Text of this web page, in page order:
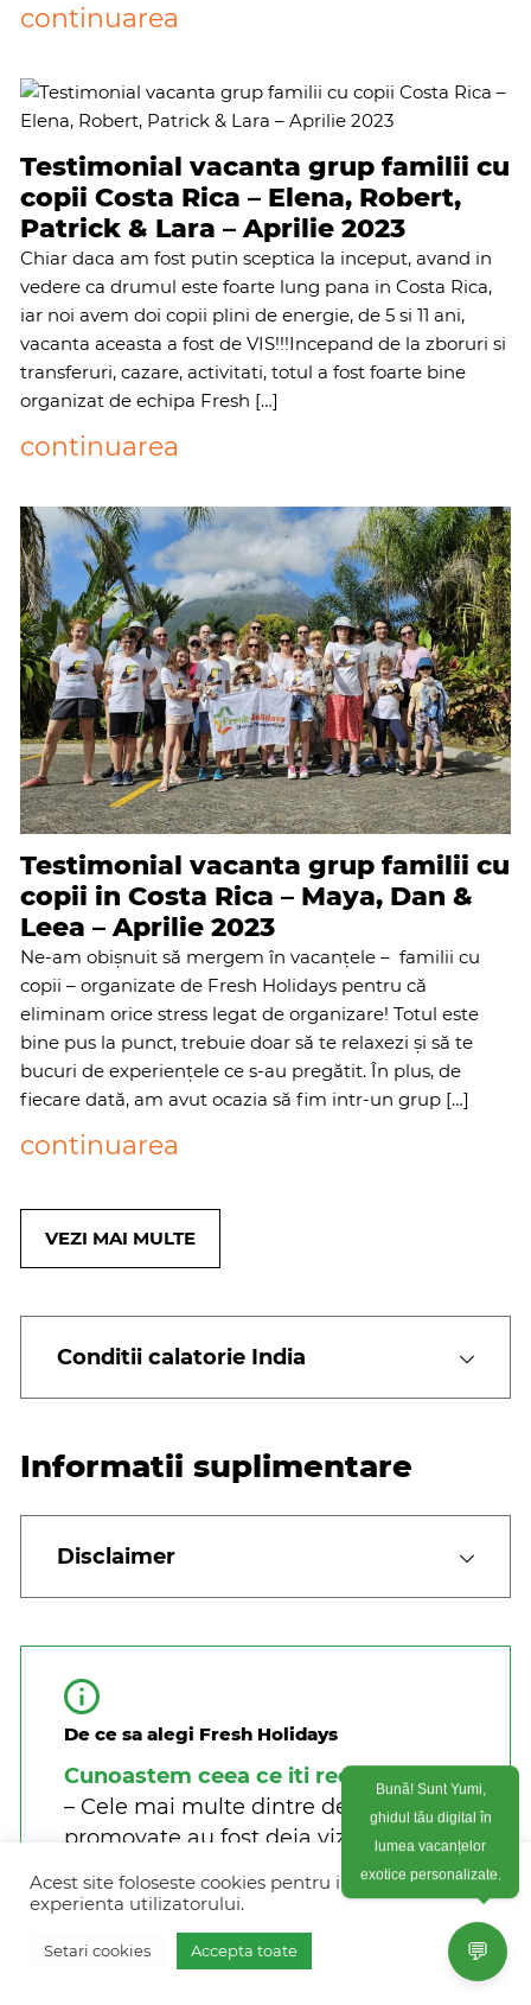
continuarea
Testimonial vacanta grup familii cu
copii Costa Rica – Elena, Robert,
Patrick & Lara – Aprilie 2023
Chiar daca am fost putin sceptica la inceput, avand in
vedere ca drumul este foarte lung pana in Costa Rica,
iar noi avem doi copii plini de energie, de 5 si 11 ani,
vacanta aceasta a fost de VIS!!!Incepand de la zboruri si
transferuri, cazare, activitati, totul a fost foarte bine
organizat de echipa Fresh […]
continuarea
Testimonial vacanta grup familii cu
copii in Costa Rica – Maya, Dan &
Leea – Aprilie 2023
Ne-am obișnuit să mergem în vacanțele – familii cu
copii – organizate de Fresh Holidays pentru că
eliminam orice stress legat de organizare! Totul este
bine pus la punct, trebuie doar să te relaxezi și să te
bucuri de experiențele ce s-au pregătit. În plus, de
fiecare dată, am avut ocazia să fim intr-un grup […]
continuarea
VEZI MAI MULTE
Conditii calatorie India
Informatii suplimentare
Disclaimer
De ce sa alegi Fresh Holidays
Cunoastem ceea ce iti recomandam
– Cele mai multe dintre destinatiile
promovate au fost deja vizitate noi.
Consultanta de specialitate pe care o
primesti este primul pas in
organizarea calatoriei potrivite
pentru tine.Vreau oferta personalizata
Acest site foloseste cookies pentru imbunatati
experienta utilizatorului.
Setari cookies Accepta toate 💬
Bună! Sunt Yumi,
ghidul tău digital în
lumea vacanțelor
exotice personalizate.